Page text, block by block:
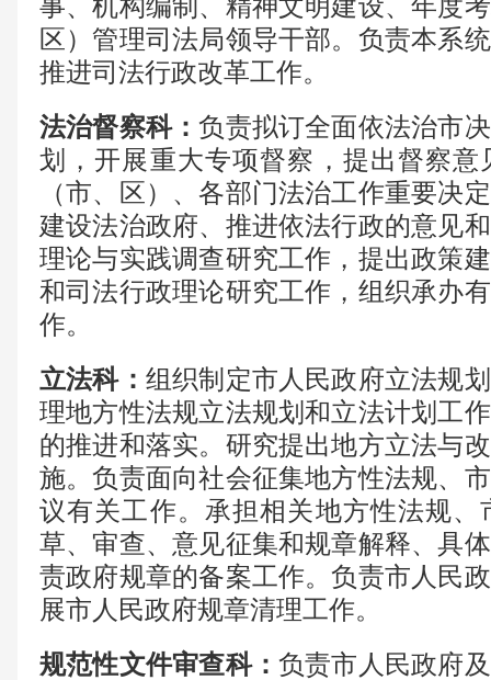
事、机构编制、精神文明建设、年度
区） 管理司法局领导干部。负责本系
推进司法行政改革工作。
法治督察科：负责拟订全面依法治市
划，开展重大专项督察，提出督察
（市、区） 、各部门法治工作重要决
建设法治政府、推进依法行政的意见
理论与实践调查研究工作，提出政策
和司法行政理论研究工作，组织承办
作。
立法科： 组织制定市人民政府立法规
理地方性法规立法规划和立法计划工
的推进和落实。研究提出地方立法与
施。负责面向社会征集地方性法规、
议有关工作。承担相关地方性法规
草、审查、意见征集和规章解释、具
责政府规章的备案工作。负责市人民
展市人民政府规章清理工作。
规范性文件审查科：负责市人民政府